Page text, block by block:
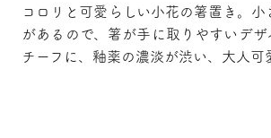
コロリと可愛らしい小花の箸置き。小
があるので、箸が手に取りやすいデザ
チーフに、釉薬の濃淡が渋い、大人可